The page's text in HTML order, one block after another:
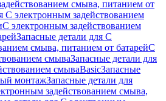
смыва, питанием от
С электронным задействованием
С электронным задействованием
Запасные детали для С
смыва, питанием от батарейС
смываЗапасные детали для
смываBasicЗапасные
монтажЗапасные детали для
задействованием смыва,